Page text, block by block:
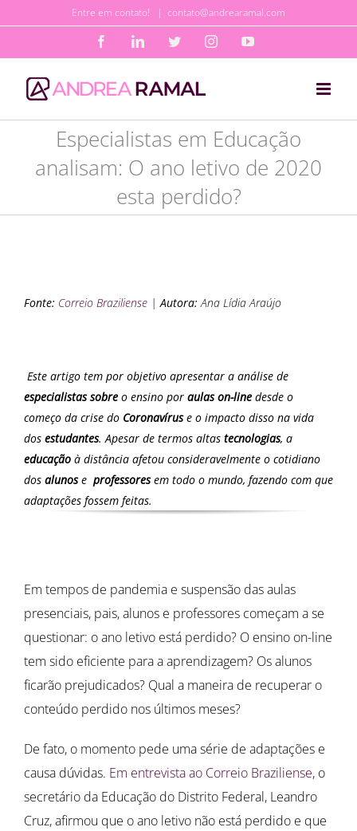
o
conteúdo
Entre em contato! | contato@andrearamal.com
FacebookLinkedInTwitterInstagramYouTube
Especialistas em Educação
analisam: O ano letivo de 2020
esta perdido?
Fonte: Correio Braziliense |Autora:Ana Lídia Araújo
Este artigo tem por objetivo apresentar a análise de
especialistas sobre o ensino por aulas on-line desde o
começo da crise do Coronavíruse o impacto disso na vida
dos estudantes. Apesar de termos altas tecnologias, a
educação à distância afetou consideravelmente o cotidiano
dos alunose professoresem todo o mundo, fazendo com que
adaptações fossem feitas.
Em tempos de pandemia e suspensão das aulas
presenciais, pais, alunos e professores começam a se
questionar: o ano letivo está perdido? O ensino on-line
tem sido eficiente para a aprendizagem? Os alunos
ficarão prejudicados? Qual a maneira de recuperar o
conteúdo perdido nos últimos meses?
De fato, o momento pede uma série de adaptações e
causa dúvidas. Em entrevista ao Correio Braziliense, o
secretário da Educação do Distrito Federal, Leandro
Cruz, afirmou que o ano letivo não está perdido e que